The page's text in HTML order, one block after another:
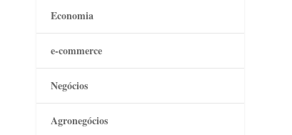
Economia
e-commerce
Negócios
Agronegócios